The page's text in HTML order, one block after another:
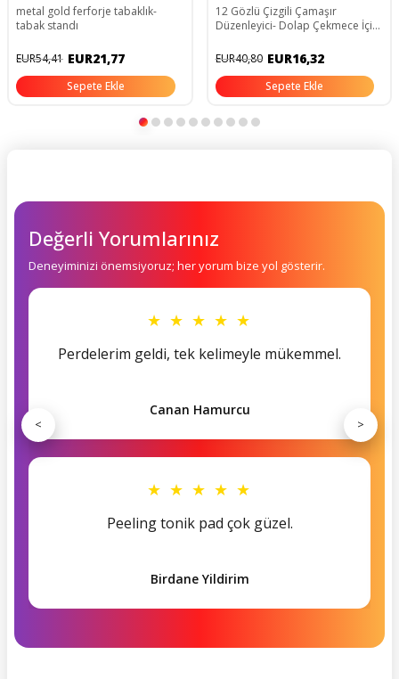
metal gold ferforje tabaklık-
tabak standı
EUR54,41 EUR21,77
Sepete Ekle
12 Gözlü Çizgili Çamaşır
Düzenleyici- Dolap Çekmece İçi
(25x30x12cm)
EUR40,80 EUR16,32
Sepete Ekle
Değerli Yorumlarınız
Deneyiminizi önemsiyoruz; her yorum bize yol gösterir.
★ ★ ★ ★ ★
Perdelerim geldi, tek kelimeyle mükemmel.
Canan Hamurcu
★ ★ ★ ★ ★
Peeling tonik pad çok güzel.
Birdane Yildirim
< >